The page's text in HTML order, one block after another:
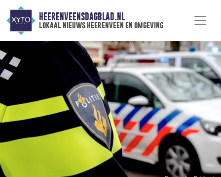
HEERENVEENSDAGBLAD.NL
lokaal nieuws heerenveen en omgeving